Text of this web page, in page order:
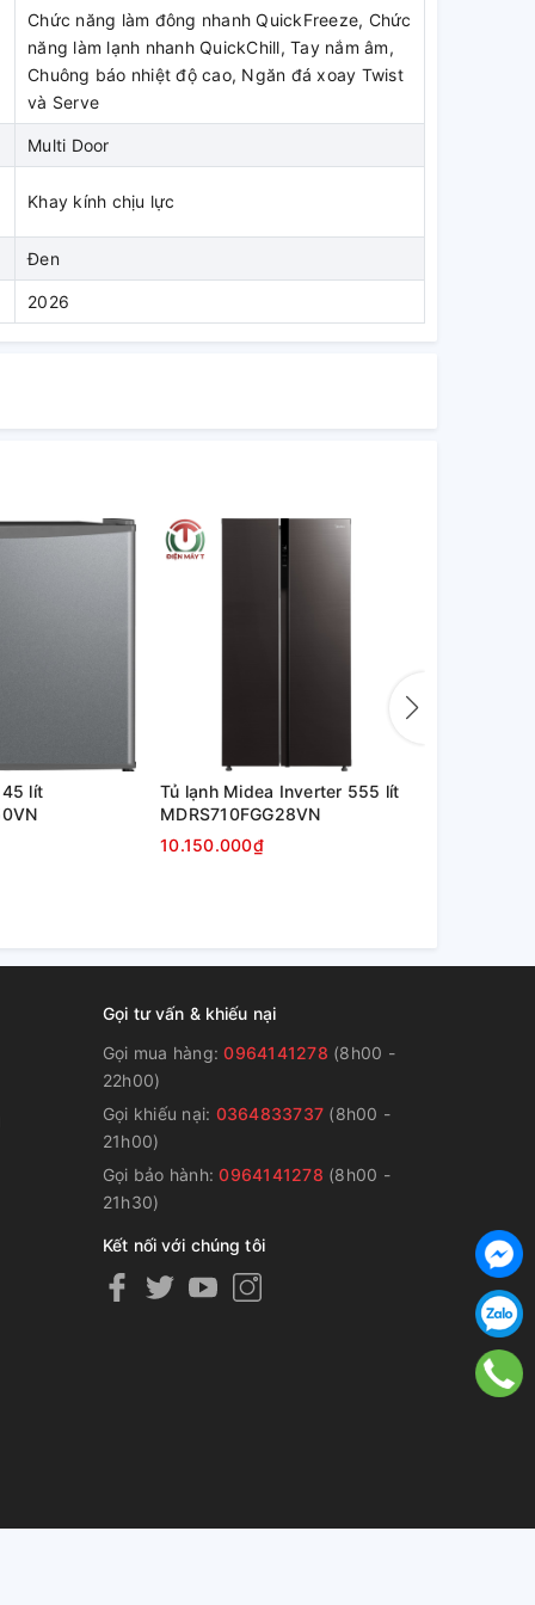
Chức năng làm đông nhanh QuickFreeze, Chức
năng làm lạnh nhanh QuickChill, Tay nắm âm,
Chuông báo nhiệt độ cao, Ngăn đá xoay Twist
và Serve
Multi Door
Khay kính chịu lực
Đen
2026
45 lít
Tủ lạnh Midea Inverter 555 lít
MDRS710FGG28VN
10.150.000₫
Gọi tư vấn & khiếu nại
Gọi mua hàng:0964141278 (8h00 -
22h00)
Gọi khiếu nại: 0364833737 (8h00 -
21h00)
Gọi bảo hành:0964141278 (8h00 -
21h30)
Kết nối với chúng tôi